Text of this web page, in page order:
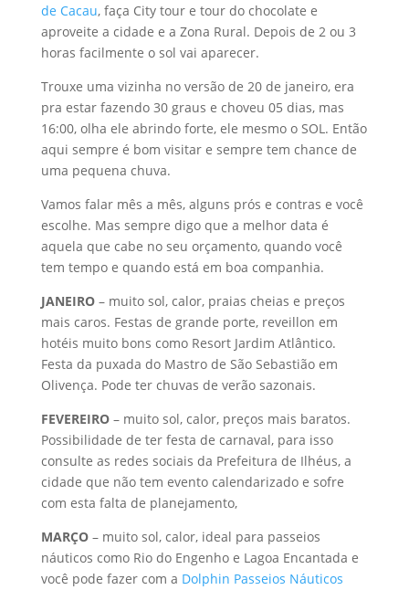
de Cacau, faça City tour e tour do chocolate e
aproveite a cidade e a Zona Rural. Depois de 2 ou 3
horas facilmente o sol vai aparecer.
Trouxe uma vizinha no versão de 20 de janeiro, era
pra estar fazendo 30 graus e choveu 05 dias, mas
16:00, olha ele abrindo forte, ele mesmo o SOL. Então
aqui sempre é bom visitar e sempre tem chance de
uma pequena chuva.
Vamos falar mês a mês, alguns prós e contras e você
escolhe. Mas sempre digo que a melhor data é
aquela que cabe no seu orçamento, quando você
tem tempo e quando está em boa companhia.
JANEIRO– muito sol, calor, praias cheias e preços
mais caros. Festas de grande porte, reveillon em
hotéis muito bons como Resort Jardim Atlântico.
Festa da puxada do Mastro de São Sebastião em
Olivença. Pode ter chuvas de verão sazonais.
FEVEREIRO– muito sol, calor, preços mais baratos.
Possibilidade de ter festa de carnaval, para isso
consulte as redes sociais da Prefeitura de Ilhéus, a
cidade que não tem evento calendarizado e sofre
com esta falta de planejamento,
MARÇO– muito sol, calor, ideal para passeios
náuticos como Rio do Engenho e Lagoa Encantada e
você pode fazer com a Dolphin Passeios Náuticos